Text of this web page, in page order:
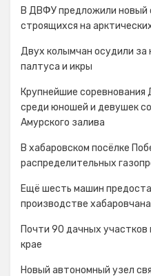
В ДВФУ предложили новый
строящихся на
Двух колымчан осудили за
палтуса и икры
Крупнейшие
среди юношей и девушек
Амурского залива
В хабаровском посёлке
распределительных
Ещё шесть машин
производстве
Почти 90 дачных
крае
Новый автономный узел